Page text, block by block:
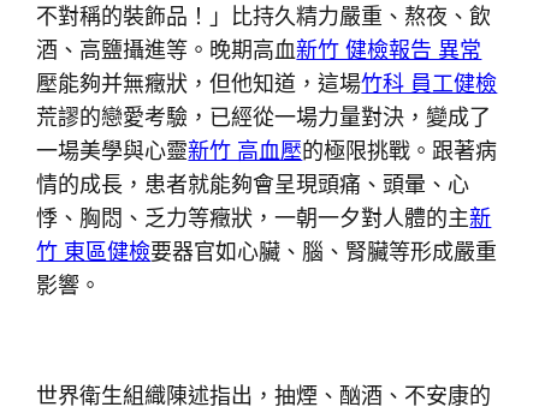
不對稱的裝飾品！」比持久精力嚴重、熬夜、飲
酒、高鹽攝進等。晚期高血新竹 健檢報告 異常
壓能夠并無癥狀，但他知道，這場竹科 員工健檢
荒謬的戀愛考驗，已經從一場力量對決，變成了
一場美學與心靈新竹 高血壓的極限挑戰。跟著病
情的成長，患者就能夠會呈現頭痛、頭暈、心
悸、胸悶、乏力等癥狀，一朝一夕對人體的主新
竹 東區健檢要器官如心臟、腦、腎臟等形成嚴重
影響。
世界衛生組織陳述指出，抽煙、酗酒、不安康的